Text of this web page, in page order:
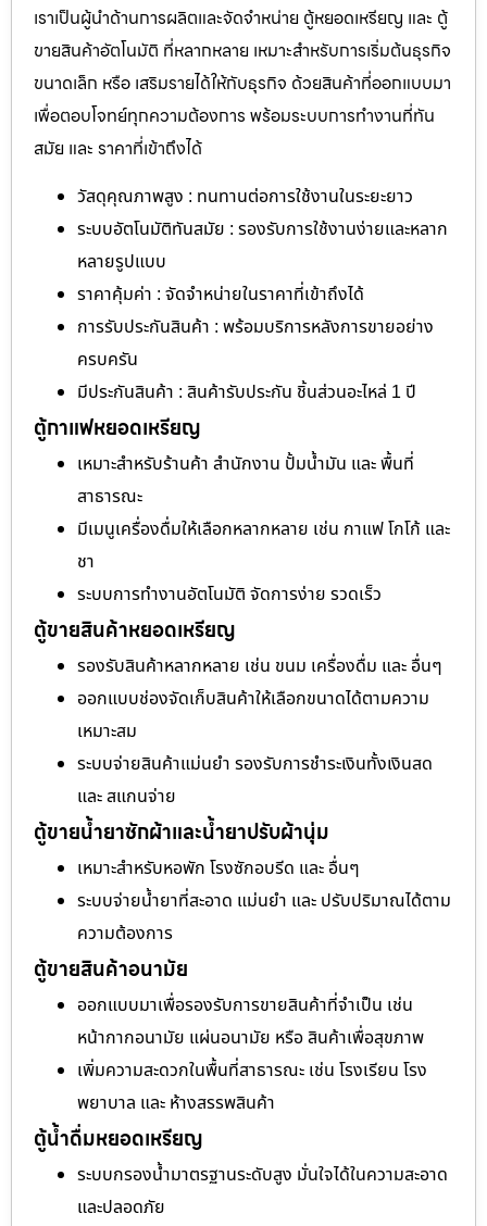
เราเป็นผู้นำด้านการผลิตและจัดจำหน่าย ตู้หยอดเหรียญ และ ตู้
ขายสินค้าอัตโนมัติ ที่หลากหลาย เหมาะสำหรับการเริ่มต้นธุรกิจ
ขนาดเล็ก หรือ เสริมรายได้ให้กับธุรกิจ ด้วยสินค้าที่ออกแบบมา
เพื่อตอบโจทย์ทุกความต้องการ พร้อมระบบการทำงานที่ทัน
สมัย และ ราคาที่เข้าถึงได้
วัสดุคุณภาพสูง : ทนทานต่อการใช้งานในระยะยาว
ระบบอัตโนมัติทันสมัย : รองรับการใช้งานง่ายและหลาก
หลายรูปแบบ
ราคาคุ้มค่า : จัดจำหน่ายในราคาที่เข้าถึงได้
การรับประกันสินค้า : พร้อมบริการหลังการขายอย่าง
ครบครัน
มีประกันสินค้า : สินค้ารับประกัน ชิ้นส่วนอะไหล่ 1 ปี
ตู้กาแฟหยอดเหรียญ
เหมาะสำหรับร้านค้า สำนักงาน ปั้มน้ำมัน และ พื้นที่
สาธารณะ
มีเมนูเครื่องดื่มให้เลือกหลากหลาย เช่น กาแฟ โกโก้ และ
ชา
ระบบการทำงานอัตโนมัติ จัดการง่าย รวดเร็ว
ตู้ขายสินค้าหยอดเหรียญ
รองรับสินค้าหลากหลาย เช่น ขนม เครื่องดื่ม และ อื่นๆ
ออกแบบช่องจัดเก็บสินค้าให้เลือกขนาดได้ตามความ
เหมาะสม
ระบบจ่ายสินค้าแม่นยำ รองรับการชำระเงินทั้งเงินสด
และ สแกนจ่าย
ตู้ขายน้ำยาซักผ้าและน้ำยาปรับผ้านุ่ม
เหมาะสำหรับหอพัก โรงซักอบรีด และ อื่นๆ
ระบบจ่ายน้ำยาที่สะอาด แม่นยำ และ ปรับปริมาณได้ตาม
ความต้องการ
ตู้ขายสินค้าอนามัย
ออกแบบมาเพื่อรองรับการขายสินค้าที่จำเป็น เช่น
หน้ากากอนามัย แผ่นอนามัย หรือ สินค้าเพื่อสุขภาพ
เพิ่มความสะดวกในพื้นที่สาธารณะ เช่น โรงเรียน โรง
พยาบาล และ ห้างสรรพสินค้า
ตู้น้ำดื่มหยอดเหรียญ
ระบบกรองน้ำมาตรฐานระดับสูง มั่นใจได้ในความสะอาด
และปลอดภัย